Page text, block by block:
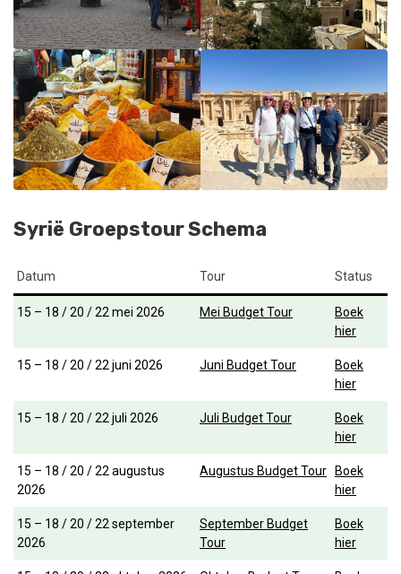
Syrië Groepstour Schema
Datum Tour Status
15 – 18 / 20 / 22 mei 2026 Mei Budget Tour
Boek
hier
15 – 18 / 20 / 22 juni 2026 Juni Budget Tour
Boek
hier
15 – 18 / 20 / 22 juli 2026 Juli Budget Tour
Boek
hier
15 – 18 / 20 / 22 augustus
2026
Augustus Budget Tour
Boek
hier
15 – 18 / 20 / 22 september
2026
September Budget
Tour
Boek
hier